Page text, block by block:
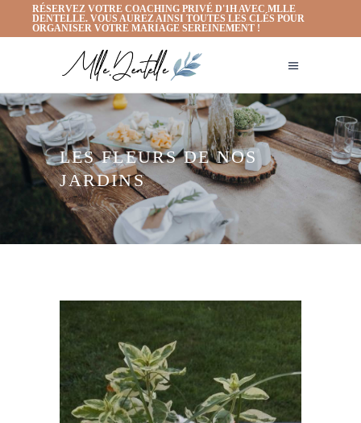
RÉSERVEZ VOTRE COACHING PRIVÉ D'1H AVEC MLLE
DENTELLE. VOUS AUREZ AINSI TOUTES LES CLÉS POUR
ORGANISER VOTRE MARIAGE SEREINEMENT !
LES FLEURS DE NOS
JARDINS